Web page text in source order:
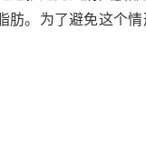
肪。为了避免这个